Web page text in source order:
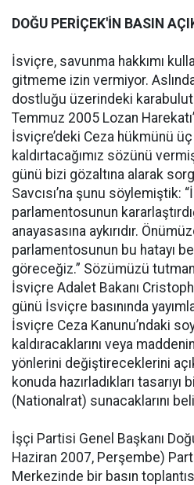
DOĞU PERİÇEK'İN BASIN
İsviçre, savunma hakkımı
gitmeme izin vermiyor.
dostluğu üzerindeki
Temmuz 2005 Lozan
İsviçre’deki Ceza hükmünü üç
kaldırtacağımız sözünü
günü bizi gözaltına alarak
Savcısı’na şunu söylemiştik:
parlamentosunun
anayasasına aykırıdır.
parlamentosunun bu hatayı
göreceğiz.” Sözümüzü
İsviçre Adalet Bakanı
günü İsviçre basınında
İsviçre Ceza Kanunu’ndaki
kaldıracaklarını veya
yönlerini değiştireceklerini
konuda hazırladıkları
(Nationalrat) sunacaklarını
İşçi Partisi Genel Başkanı
Haziran 2007, Perşembe)
Merkezinde bir basın